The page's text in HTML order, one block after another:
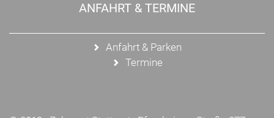
ANFAHRT & TERMINE
Anfahrt & Parken
Termine